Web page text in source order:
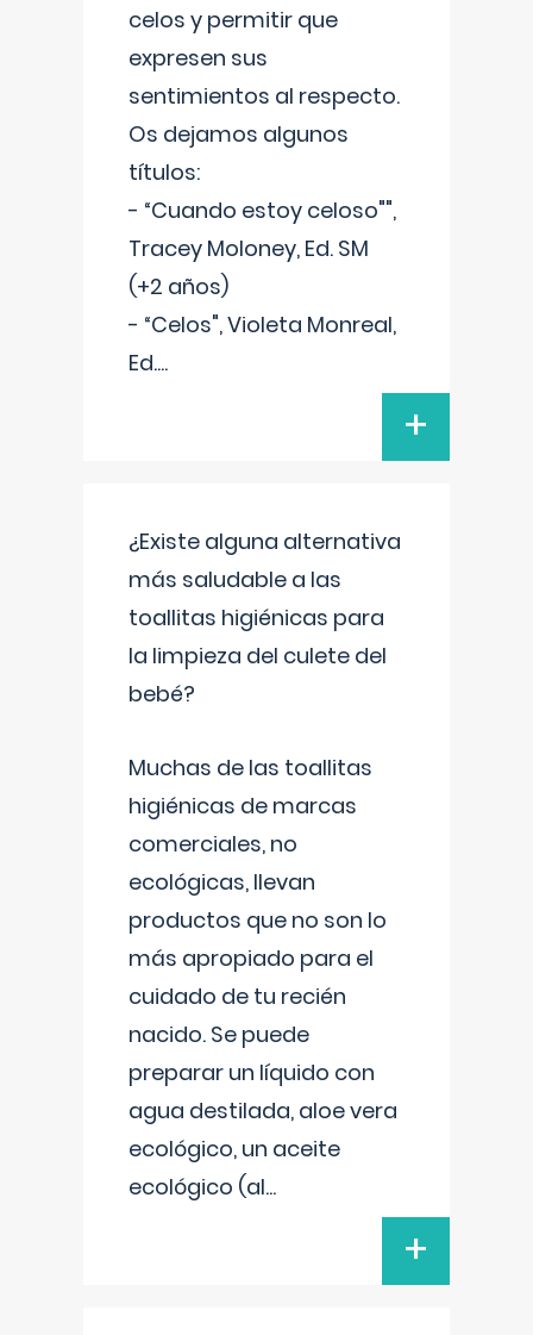
celos y permitir que
expresen sus
sentimientos al respecto.
Os dejamos algunos
títulos:
- “Cuando estoy celoso"",
Tracey Moloney, Ed. SM
(+2 años)
- “Celos", Violeta Monreal,
Ed....
+
¿Existe alguna alternativa
más saludable a las
toallitas higiénicas para
la limpieza del culete del
bebé?
Muchas de las toallitas
higiénicas de marcas
comerciales, no
ecológicas, llevan
productos que no son lo
más apropiado para el
cuidado de tu recién
nacido. Se puede
preparar un líquido con
agua destilada, aloe vera
ecológico, un aceite
ecológico (al...
+